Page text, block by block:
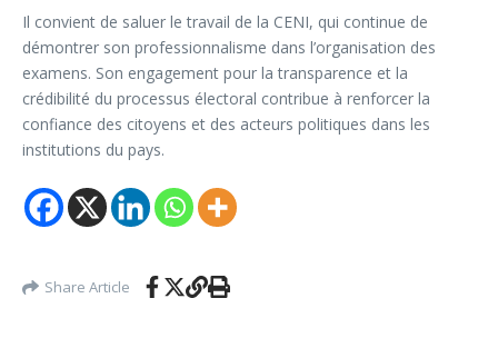
Il convient de saluer le travail de la CENI, qui continue de
démontrer son professionnalisme dans l’organisation des
examens. Son engagement pour la transparence et la
crédibilité du processus électoral contribue à renforcer la
confiance des citoyens et des acteurs politiques dans les
institutions du pays.
Share Article